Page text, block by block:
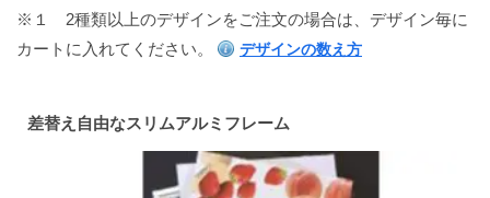
※１
2種類以上のデザインをご注文の場合は、デザイン毎に
カートに入れてください。
デザインの数え方
差替え自由なスリムアルミフレーム